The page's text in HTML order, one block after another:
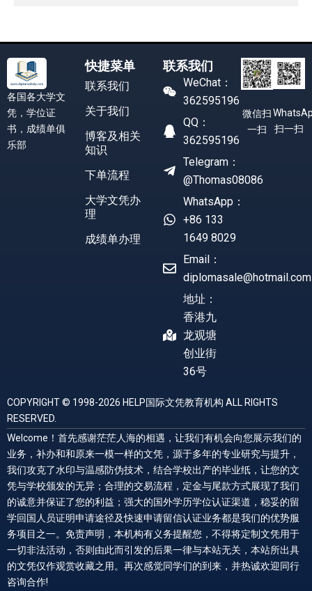
各国各大学文
凭，学位证
书，成绩单俱
乐部
快捷菜单
联系我们
关于我们
博客及相关
知识
下单流程
大学文凭办
理
成绩单办理
联系我们
WeChat：
362595196
QQ：
362595196
Telegram：
@Thomas08086
WhatsApp：
+86 133
1649 8029
Email：
diplomasale@hotmail.com
地址：
香港九
龙观塘
创业街
36号
微信扫
一扫
扫一扫
COPYRIGHT © 1998-2026 HELP国际文凭教育机构 ALL RIGHTS
RESERVED.
Welcome！首先感谢茫茫人海的相遇，让我们有机会向您展示我们的
业务，补办和和原来一模一样的文凭，源于多年的专业研究与提升，
我们攻克了水印与温感防伪技术，结合学校出产的毕业纸，让您的文
凭与学校颁发的无异；合理的交易流程，定金与尾款方式展现了我们
的诚意并保证了您的利益；强大的国外学历学位认证渠道，稳妥的留
学回国人员证明申请途径及快速申请留信认证业务都是我们的优势服
务项目之一。免责声明，本机构有义务提醒您，不得将定制文凭用于
一切非法活动，否则由此而引发的后果一律与本站无关，本站所出具
的文凭仅作观赏收藏之用。再次感觉同学们的到来，并热诚欢迎同行
咨询合作!